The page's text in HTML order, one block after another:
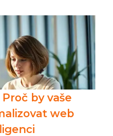
by vaše
web